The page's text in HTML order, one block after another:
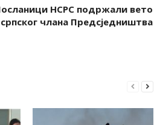
НСРС подржали вето
српског члана Предсједништва